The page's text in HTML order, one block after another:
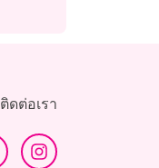
ติดต่อเรา